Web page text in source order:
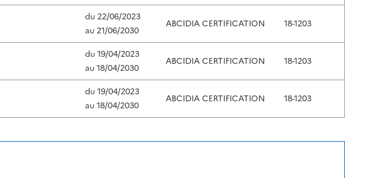
du 22/06/2023
au 21/06/2030
ABCIDIA CERTIFICATION 18-1203
du19/04/2023
au18/04/2030
ABCIDIA CERTIFICATION 18-1203
du19/04/2023
au18/04/2030
ABCIDIA CERTIFICATION 18-1203